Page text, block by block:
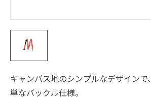
キャンバス地のシンプルなデザイン
単なバックル仕様。